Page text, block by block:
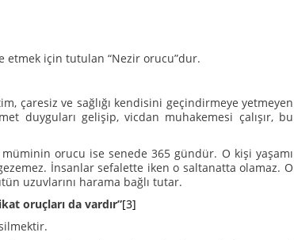
etmek için tutulan “Nezir orucu”dur.
çaresiz ve sağlığı kendisini geçindirmeye yetmeyen
duyguları gelişip, vicdan muhakemesi çalışır, bu
orucu ise senede 365 gündür. O kişi yaşamı
İnsanlar sefalette iken o saltanatta olamaz. O
uzuvlarını harama bağlı tutar.
oruçları da vardır”[3]